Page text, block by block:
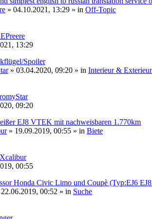
» 04.10.2021, 13:29 » in Off-Topic
Neuester
13:29
Spoiler
» 03.04.2020, 09:20 » in Interieur & Exterieur
09:20
EJ8 VTEK mit nachweisbaren 1.770km
» 19.09.2019, 00:55 » in Biete
00:55
Honda Civic Limo und Coupè (Typ:EJ6
00:52 » in Suche